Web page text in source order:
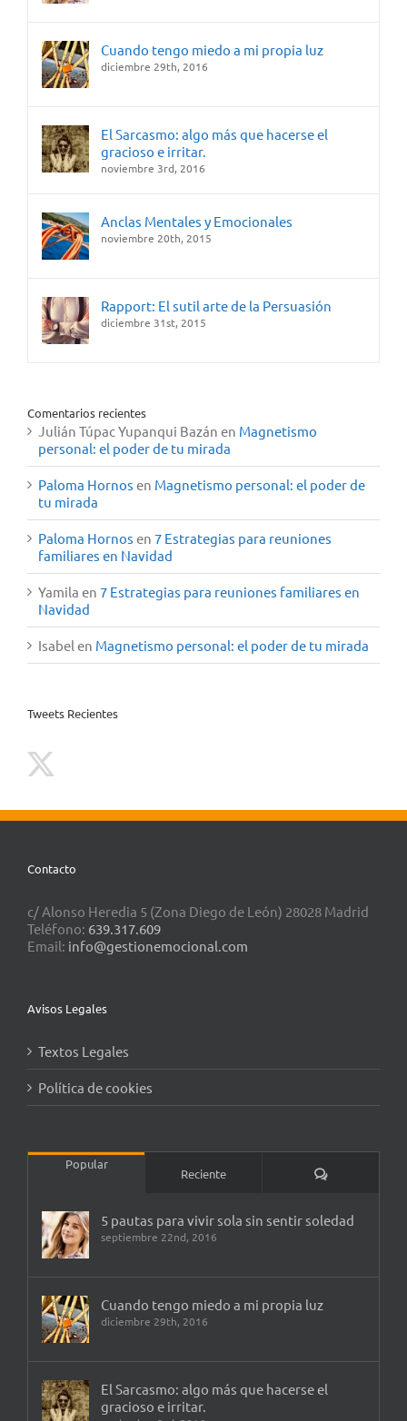
Cuando tengo miedo a mi propia luz
diciembre 29th, 2016
El Sarcasmo: algo más que hacerse el
gracioso e irritar.
noviembre 3rd, 2016
Anclas Mentales y Emocionales
noviembre 20th, 2015
Rapport: El sutil arte de la Persuasión
diciembre 31st, 2015
Comentarios recientes
Julián Túpac Yupanqui Bazán en Magnetismo
personal: el poder de tu mirada
Paloma Hornos en Magnetismo personal: el poder de
tu mirada
Paloma Hornos en 7 Estrategias para reuniones
familiares en Navidad
Yamila en 7 Estrategias para reuniones familiares en
Navidad
Isabel en Magnetismo personal: el poder de tu mirada
Tweets Recientes
Contacto
c/ Alonso Heredia 5 (Zona Diego de León) 28028 Madrid
Teléfono: 639.317.609
Email: info@gestionemocional.com
Avisos Legales
Textos Legales
Política de cookies
Popular
Reciente Comentarios
5 pautas para vivir sola sin sentir soledad
septiembre 22nd, 2016
Cuando tengo miedo a mi propia luz
diciembre 29th, 2016
El Sarcasmo: algo más que hacerse el
gracioso e irritar.